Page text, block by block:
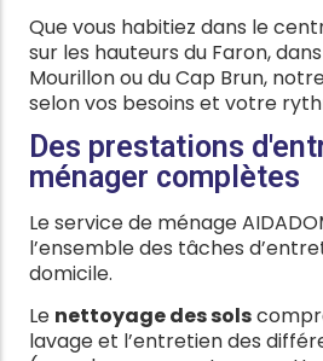
Que vous habitiez dans le
sur les hauteurs du Faron,
Mourillon ou du Cap Brun,
selon vos besoins et votre
Des prestations
ménager complètes
Le service de ménage
l’ensemble des tâches
domicile.
Le nettoyage des sols
lavage et l’entretien des